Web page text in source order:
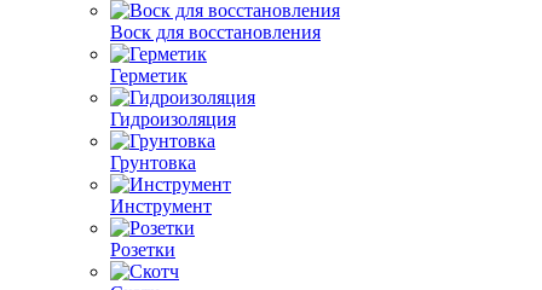
Воск для восстановления
Герметик
Гидроизоляция
Грунтовка
Инструмент
Розетки